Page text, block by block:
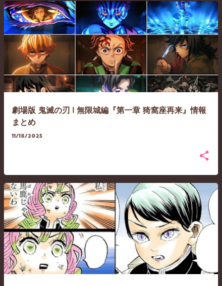
劇場版 鬼滅の刃 | 無限城編『第一章 猗窩座再来』情報
まとめ
11/18/2025